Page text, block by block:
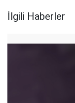
İlgili Haberler